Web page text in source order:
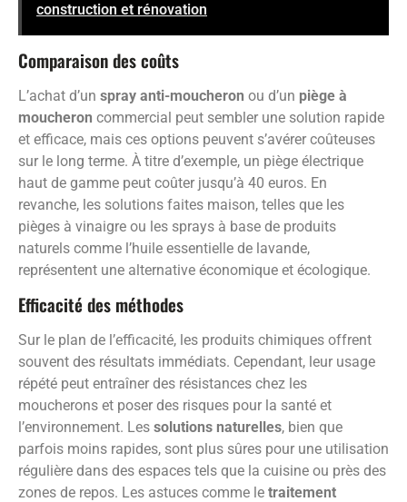
construction et rénovation
Comparaison des coûts
L’achat d’un spray anti-moucheron ou d’un piège à
moucheron commercial peut sembler une solution rapide
et efficace, mais ces options peuvent s’avérer coûteuses
sur le long terme. À titre d’exemple, un piège électrique
haut de gamme peut coûter jusqu’à 40 euros. En
revanche, les solutions faites maison, telles que les
pièges à vinaigre ou les sprays à base de produits
naturels comme l’huile essentielle de lavande,
représentent une alternative économique et écologique.
Efficacité des méthodes
Sur le plan de l’efficacité, les produits chimiques offrent
souvent des résultats immédiats. Cependant, leur usage
répété peut entraîner des résistances chez les
moucherons et poser des risques pour la santé et
l’environnement. Les solutions naturelles, bien que
parfois moins rapides, sont plus sûres pour une utilisation
régulière dans des espaces tels que la cuisine ou près des
zones de repos. Les astuces comme le traitement